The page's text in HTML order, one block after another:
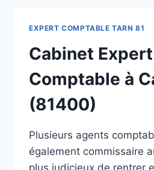
EXPERT COMPTABLE TARN 81
Cabinet Expert
Comptable à
(81400)
Plusieurs agents
également commissaire
plus judicieux de rentrer